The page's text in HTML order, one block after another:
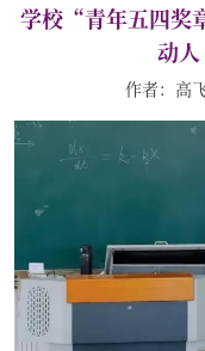
学校“青年五四奖
动
作者：高